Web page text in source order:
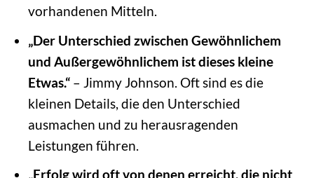
vorhandenen Mitteln.
„Der Unterschied zwischen Gewöhnlichem
und Außergewöhnlichem ist dieses kleine
Etwas.“– Jimmy Johnson. Oft sind es die
kleinen Details, die den Unterschied
ausmachen und zu herausragenden
Leistungen führen.
„Erfolg wird oft von denen erreicht, die nicht